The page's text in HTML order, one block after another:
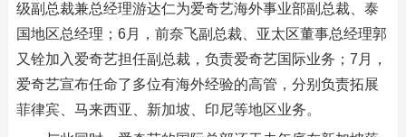
级副总裁兼总经理游达仁为爱奇艺海外事业部副总裁、泰
国地区总经理；6月，前奈飞副总裁、亚太区董事总经理郭
又铨加入爱奇艺担任副总裁，负责爱奇艺国际业务；7月，
爱奇艺宣布任命了多位有海外经验的高管，分别负责拓展
菲律宾、马来西亚、新加坡、印尼等地区业务。